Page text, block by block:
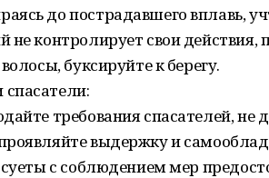
до пострадавшего вплавь,
не контролирует свои действия,
волосы, буксируйте к берегу.
требования спасателей, не
выдержку и
суеты с соблюдением мер